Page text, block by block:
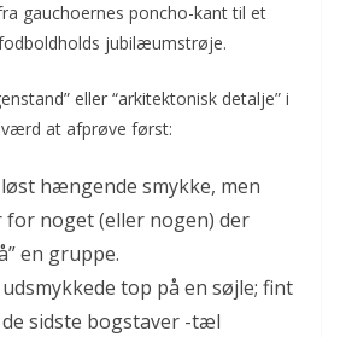
gauchoernes poncho-kant til et
jubilæumstrøje.
eller “arkitektonisk detalje” i
at afprøve først:
hængende smykke, men
for noget (eller nogen) der
en gruppe.
top på en søjle; fint
sidste bogstaver -tæl